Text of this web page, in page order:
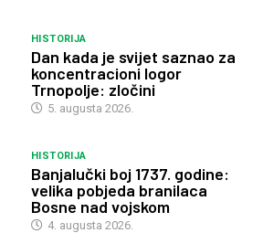
HISTORIJA
Dan kada je svijet saznao za
koncentracioni logor
Trnopolje: zločini
5. augusta 2026.
HISTORIJA
Banjalučki boj 1737. godine:
velika pobjeda branilaca
Bosne nad vojskom
4. augusta 2026.